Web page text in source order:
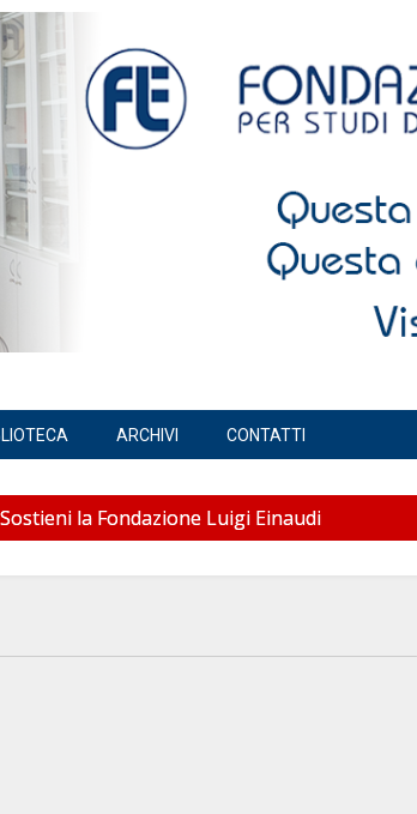
ARCHIVI CONTATTI
Sostieni la Fondazione Luigi Einaudi